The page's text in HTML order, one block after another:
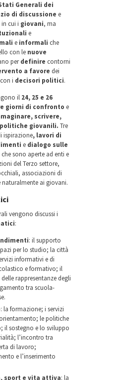
Generali dei
di discussione e
in cui i giovani, ma
e
e informali che
con le nuove
perdefinire contorni
a favore dei
con i decisori politici.
il 24, 25 e 26
giorni di confronto e
scrivere,
giovanili. Tre
ispirazione, lavori di
edialogo sulle
che sono aperte ad enti e
del Terzo settore,
associazioni di
ai giovani.
vengono discussi i
:
: il supporto
per lo studio; la città
informativi e di
e formativo; il
rappresentanze degli
tra scuola-
: la formazione; i servizi
le politiche
il sostegno e lo sviluppo
l’incontro tra
di lavoro;
e l’inserimento
sport e vita attiva: la